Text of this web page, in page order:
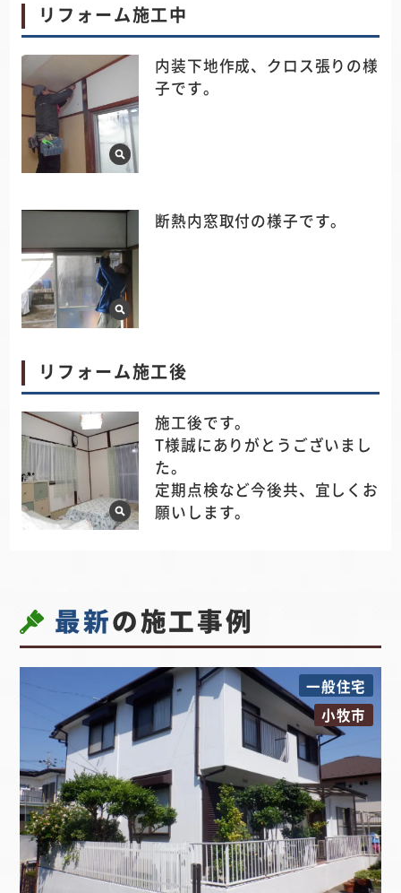
リフォーム施工中
内装下地作成、クロス張りの様
子です。
断熱内窓取付の様子です。
リフォーム施工後
施工後です。
T様誠にありがとうございまし
た。
定期点検など今後共、宜しくお
願いします。
最新の施工事例
一般住宅
小牧市